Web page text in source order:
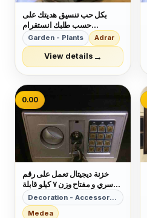
بكل حب تنسيق هديتك على
حسب طلبك انستقرام
blackflower477
Garden - Plants Adrar
View details →
0.00
خزنة ديجيتال تعمل على رقم
سري و مفتاح وزن ٧ كيلو قابلة
للتثبيت
Medea